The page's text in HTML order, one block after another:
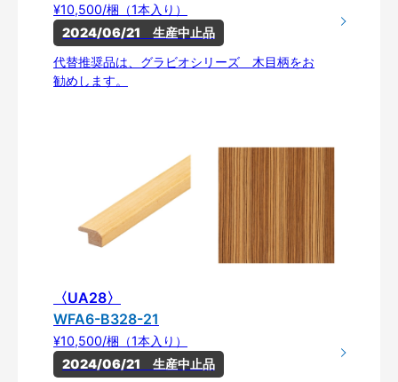
¥10,500/梱（1本入り）
2024/06/21　生産中止品
代替推奨品は、グラビオシリーズ 木目柄をお
勧めします。
〈UA28〉
WFA6-B328-21
¥10,500/梱（1本入り）
2024/06/21　生産中止品